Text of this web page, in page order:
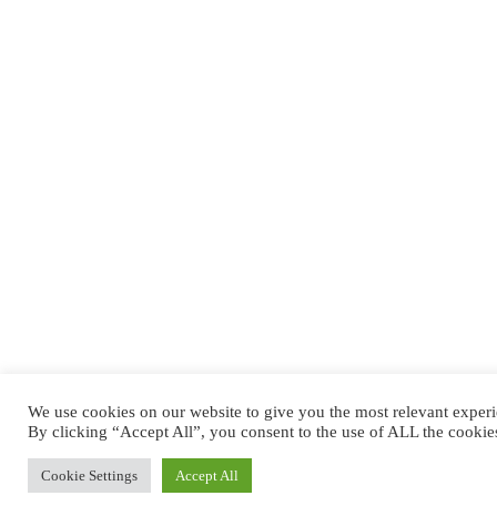
We use cookies on our website to give you the most relevant
By clicking “Accept All”, you consent to the use of ALL the
Cookie Settings Accept All